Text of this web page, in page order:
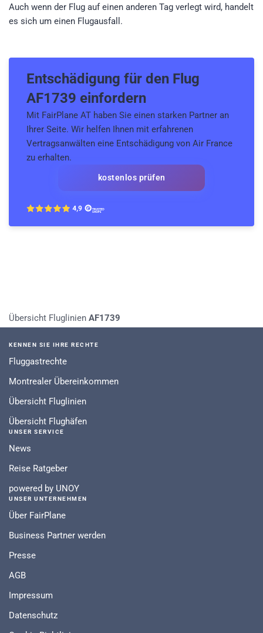
Auch wenn der Flug auf einen anderen Tag verlegt wird, handelt
es sich um einen Flugausfall.
Entschädigung für den Flug
AF1739 einfordern
Mit FairPlane AT haben Sie einen starken Partner an
Ihrer Seite. Wir helfen Ihnen mit erfahrenen
Vertragsanwälten eine Entschädigung von Air France
zu erhalten.
kostenlos prüfen
Übersicht Fluglinien AF1739
KENNEN SIE IHRE RECHTE
Fluggastrechte
Montrealer Übereinkommen
Übersicht Fluglinien
Übersicht Flughäfen
UNSER SERVICE
News
Reise Ratgeber
powered by UNOY
UNSER UNTERNEHMEN
Über FairPlane
Business Partner werden
Presse
AGB
Impressum
Datenschutz